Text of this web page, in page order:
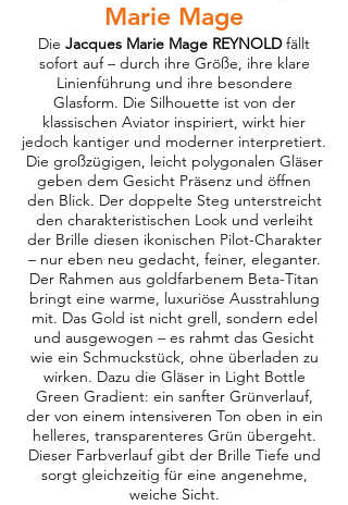
Marie Mage
Die Jacques Marie Mage REYNOLDfällt
sofort auf – durch ihre Größe, ihre klare
Linienführung und ihre besondere
Glasform. Die Silhouette ist von der
klassischen Aviator inspiriert, wirkt hier
jedoch kantiger und moderner interpretiert.
Die großzügigen, leicht polygonalen Gläser
geben dem Gesicht Präsenz und öffnen
den Blick. Der doppelte Steg unterstreicht
den charakteristischen Look und verleiht
der Brille diesen ikonischen Pilot-Charakter
– nur eben neu gedacht, feiner, eleganter.
Der Rahmen aus goldfarbenem Beta-Titan
bringt eine warme, luxuriöse Ausstrahlung
mit. Das Gold ist nicht grell, sondern edel
und ausgewogen – es rahmt das Gesicht
wie ein Schmuckstück, ohne überladen zu
wirken. Dazu die Gläser in Light Bottle
Green Gradient: ein sanfter Grünverlauf,
der von einem intensiveren Ton oben in ein
helleres, transparenteres Grün übergeht.
Dieser Farbverlauf gibt der Brille Tiefe und
sorgt gleichzeitig für eine angenehme,
weiche Sicht.